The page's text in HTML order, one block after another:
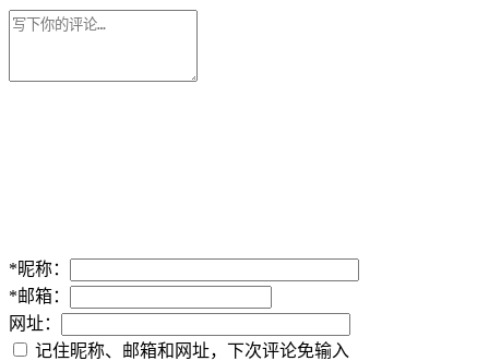
*昵称：
*邮箱：
网址：
记住昵称、邮箱和网址，下次评论免输入